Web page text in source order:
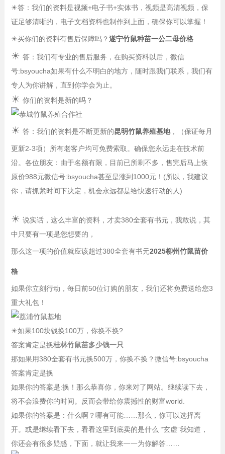
☀答：我们的资料是视频+电子书+实体书，视频是高清视频，保
证足够清晰的，电子文档资料也制作到上面，确保你可以掌握！
☀买你们的资料有售后保障吗？ 遂宁竹鼠种苗一公二母价格
☀ 答：我们有专业的售后服务，在购买资料以后，微信
号:bsyoucha如果有什么不明白的地方，随时跟我们联系，我们有
专人为你讲解，直到你学会为止。
☀ 你们的资料是新的吗？
☀ 答：我们的资料是不断更新的昆明竹鼠养殖基地，（保证每月
更新2-3项）所有老客户均可免费索取。确保您永远走在技术前
沿。各位朋友：由于名额有限，目前已所剩不多，售完后马上恢
原价988元微信号:bsyoucha甚至是涨到1000元！(所以，我建议
你，请抓紧时间下决定，机会永远都是给快速行动的人)
☀ 说实话，这么丰富的资料，才卖380全套有书元，我敢说，其
中只要有一项是您想要的，
那么这一项的价值就应该超过380全套有书元2025柳州竹鼠苗价
格
如果你立刻行动，每日前50位订购的朋友，我们还将免费送给您3
重大礼包！
☀如果100块钱换100万，你换不换?
答案肯定是换桂林竹鼠苗多少钱一只
那如果用380全套有书元换500万，你换不换？微信号:bsyoucha
答案肯定是换
如果你的答案是:换！那么恭喜你，你来对了网站。继续读下去，
将不会浪费你的时间。反而会带给你震撼性的财富world.
如果你的答案是：什么啊？哪有可能……那么，你可以选择离
开。或是继续看下去，看看这里到底卖的是什么 “玄虚”我知道，
你还会有很多疑惑，下面，就让我来一一为你解答……